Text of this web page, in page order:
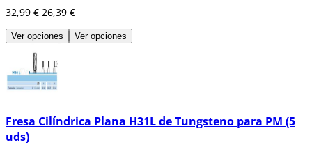
32,99 € 26,39 €
Ver opciones Ver opciones
Fresa Cilíndrica Plana H31L de Tungsteno para PM (5
uds)